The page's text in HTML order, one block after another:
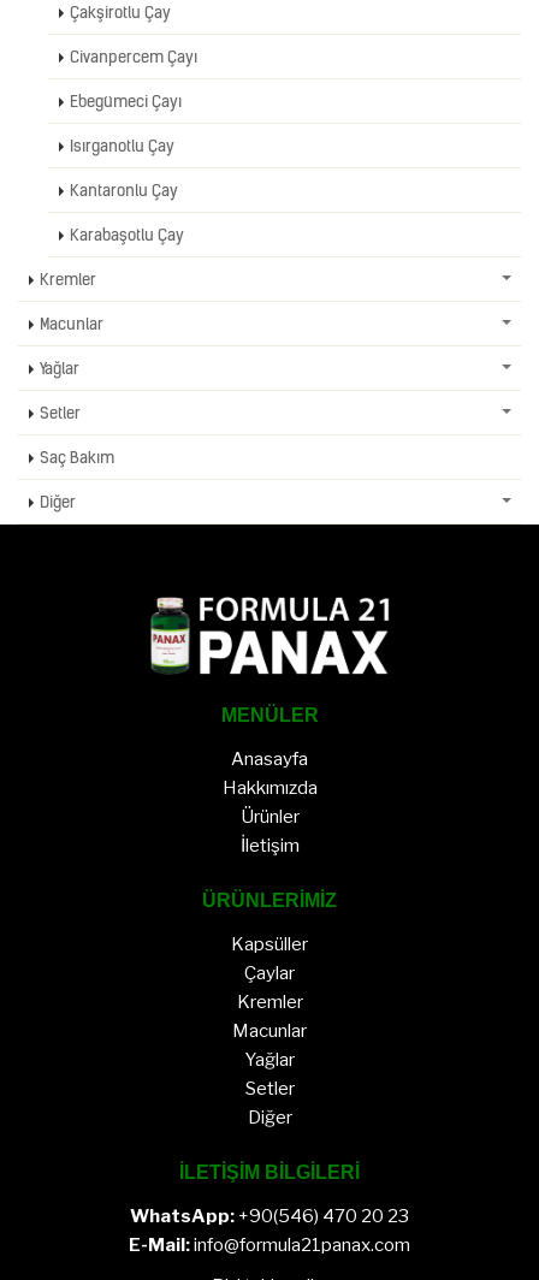
Çakşirotlu Çay
Civanpercem Çayı
Ebegümeci Çayı
Isırganotlu Çay
Kantaronlu Çay
Karabaşotlu Çay
Kremler
Macunlar
Yağlar
Setler
Saç Bakım
Diğer
MENÜLER
Anasayfa
Hakkımızda
Ürünler
İletişim
ÜRÜNLERİMİZ
Kapsüller
Çaylar
Kremler
Macunlar
Yağlar
Setler
Diğer
İLETİŞİM BİLGİLERİ
WhatsApp: +90(546) 470 20 23
E-Mail:info@formula21panax.com